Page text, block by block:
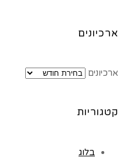
ארכיונים
ארכיונים
קטגוריות
בלוג